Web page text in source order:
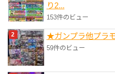
り2...
153件のビュー
★ガンプラ他プラ
59件のビュー